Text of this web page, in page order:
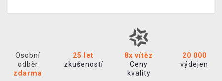
Osobní
odběr
zdarma
25 let
zkušeností
8x vítěz
Ceny
kvality
20 000
výdejen